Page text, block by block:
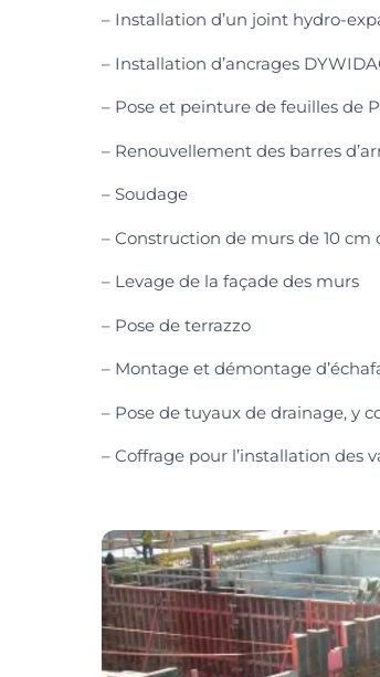
– Installation d’un joint hydro-
– Installation d’ancrages
– Pose et peinture de feuilles de
– Renouvellement des barres
– Soudage
– Construction de murs de 10 cm
– Levage de la façade des murs
– Pose de terrazzo
– Montage et démontage
– Pose de tuyaux de drainage, y
– Coffrage pour l’installation des